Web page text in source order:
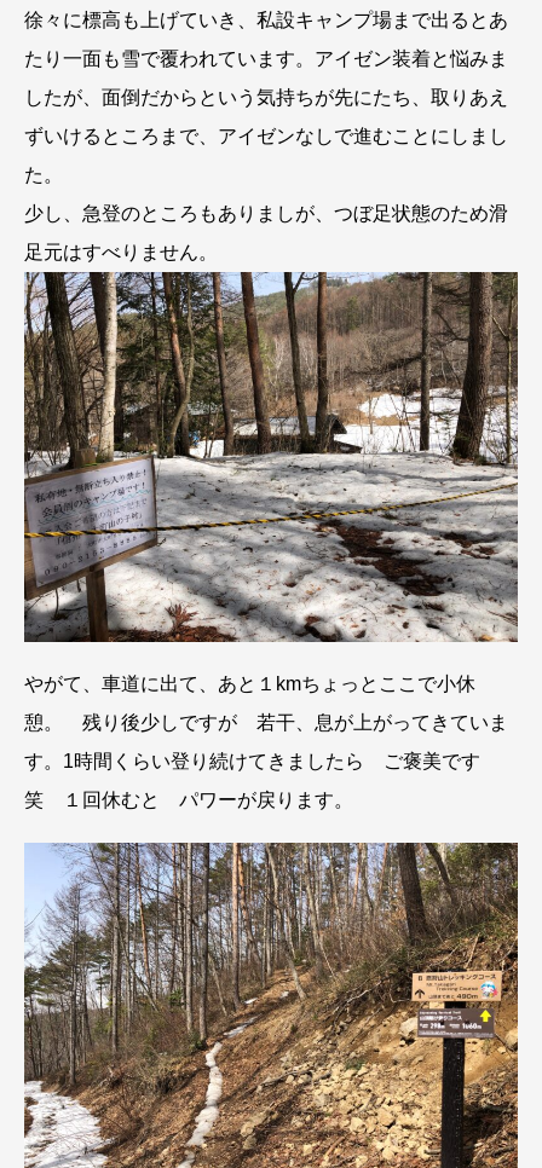
徐々に標高も上げていき、私設キャンプ場まで出るとあ
たり一面も雪で覆われています。アイゼン装着と悩みま
したが、面倒だからという気持ちが先にたち、取りあえ
ずいけるところまで、アイゼンなしで進むことにしまし
た。
少し、急登のところもありましが、つぼ足状態のため滑
足元はすべりません。
やがて、車道に出て、あと１kmちょっとここで小休
憩。 残り後少しですが 若干、息が上がってきていま
す。1時間くらい登り続けてきましたら ご褒美です
笑 １回休むと パワーが戻ります。